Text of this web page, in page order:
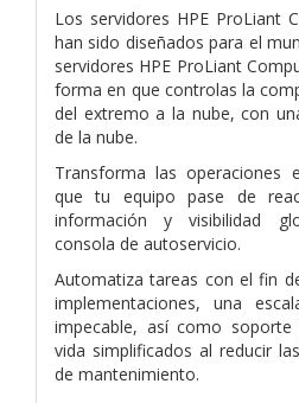
Los servidores HPE ProLiant
han sido diseñados para el
servidores HPE ProLiant
forma en que controlas la
del extremo a la nube, con
de la nube.
Transforma las operaciones
que tu equipo pase de
información y visibilidad
consola de autoservicio.
Automatiza tareas con el fin
implementaciones, una
impecable, así como
vida simplificados al reducir
de mantenimiento.